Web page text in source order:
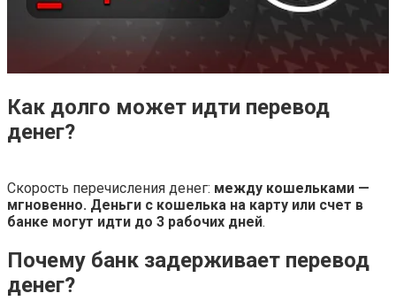
Как долго может идти перевод
денег?
Скорость перечисления денег: между кошельками —
мгновенно. Деньги с кошелька на карту или счет в
банке могут идти до 3 рабочих дней.
Почему банк задерживает перевод
денег?